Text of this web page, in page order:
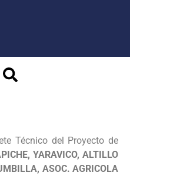
Técnico del Proyecto de
YARAVICO, ALTILLO
ASOC. AGRICOLA